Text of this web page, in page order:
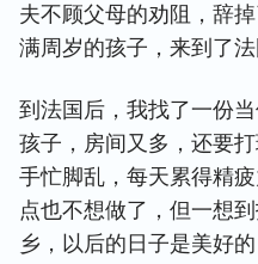
夫不顾父母的劝阻，辞
满周岁的孩子，来到了法
到法国后，我找了一份
孩子，房间又多，还要
手忙脚乱，每天累得精
点也不想做了，但一想
乡，以后的日子是美好